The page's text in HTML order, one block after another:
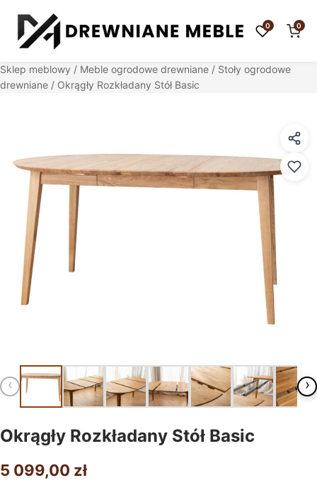
0 0
Sklep meblowy / Meble ogrodowe drewniane / Stoły ogrodowe
drewniane / Okrągły Rozkładany Stół Basic
‹ ›
Okrągły Rozkładany Stół Basic
5 099,00 zł